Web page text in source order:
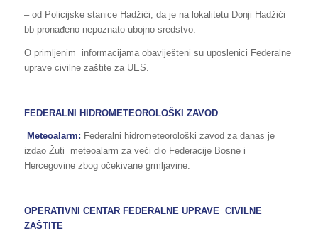
– od Policijske stanice Hadžići, da je na lokalitetu Donji Hadžići
bb pronađeno nepoznato ubojno sredstvo.
O primljenim informacijama obaviješteni su uposlenici Federalne
uprave civilne zaštite za UES.
FEDERALNI HIDROMETEOROLOŠKI ZAVOD
Meteoalarm: Federalni hidrometeorološki zavod za danas je
izdao Žuti meteoalarm za veći dio Federacije Bosne i
Hercegovine zbog očekivane grmljavine.
OPERATIVNI CENTAR FEDERALNE UPRAVE CIVILNE
ZAŠTITE